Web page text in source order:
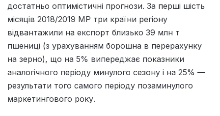
достатньо оптимістичні прогнози. За перші шість
місяців 2018/2019 МР три країни регіону
відвантажили на експорт близько 39 млн т
пшениці (з урахуванням борошна в перерахунку
на зерно), що на 5% випереджає показники
аналогічного періоду минулого сезону і на 25% —
результати того самого періоду позаминулого
маркетингового року.